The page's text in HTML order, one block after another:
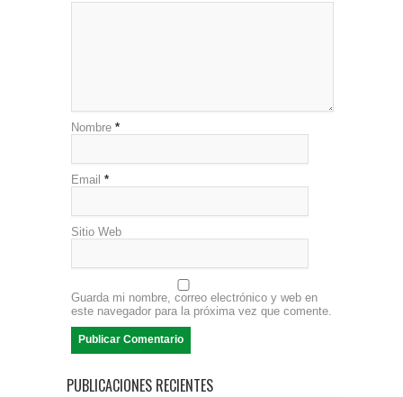
Nombre *
Email *
Sitio Web
Guarda mi nombre, correo electrónico y web en
este navegador para la próxima vez que comente.
PUBLICACIONES RECIENTES